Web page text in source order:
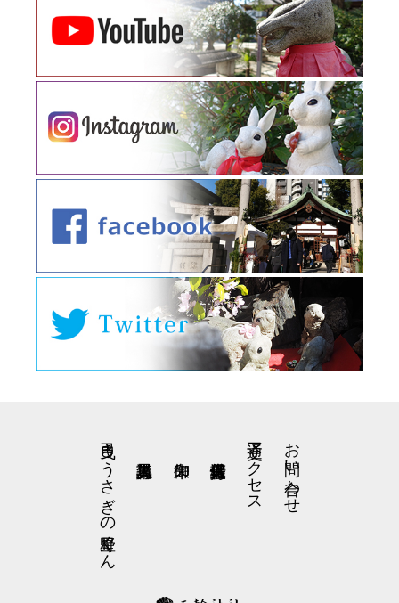
お問い合わせ
交通アクセス
弓曳きうさぎの星野くん